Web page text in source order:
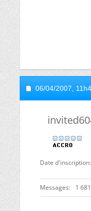
06/04/2007,
Date d'inscription
Messages 1 681